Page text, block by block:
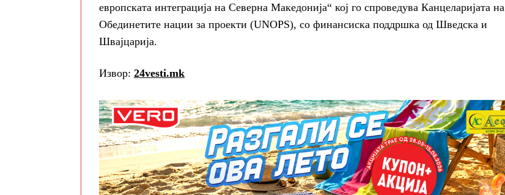
европската интеграција на Северна Македонија“ кој го спроведува Канцеларијата на
Обединетите нации за проекти (UNOPS), со финансиска поддршка од Шведска и
Швајцарија.
Извор: 24vesti.mk